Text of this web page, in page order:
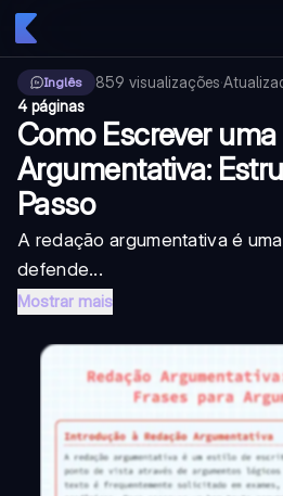
Inglês 859 visualizações·
4 páginas
Como Escrever
Argumentativa:
Passo
A redação argumentativa é
defende...
Mostrar mais